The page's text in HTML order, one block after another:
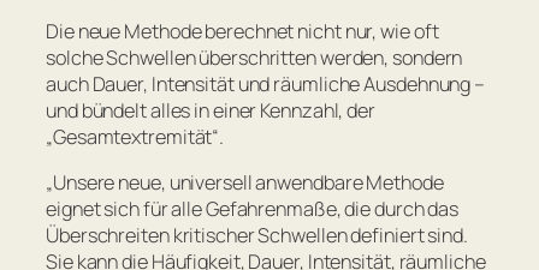
Die neue Methode berechnet nicht nur, wie oft
solche Schwellen überschritten werden, sondern
auch Dauer, Intensität und räumliche Ausdehnung –
und bündelt alles in einer Kennzahl, der
„Gesamtextremität“.
„Unsere neue, universell anwendbare Methode
eignet sich für alle Gefahrenmaße, die durch das
Überschreiten kritischer Schwellen definiert sind.
Sie kann die Häufigkeit, Dauer, Intensität, räumliche